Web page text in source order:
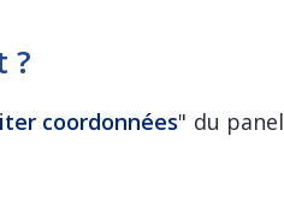
?
coordonnées" du panel